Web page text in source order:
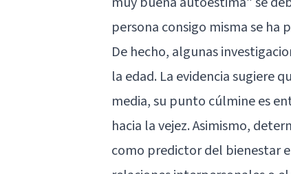
persona consigo misma se
De hecho, algunas
la edad. La evidencia sugiere
media, su punto cúlmine es
hacia la vejez. Asimismo,
como predictor del bienestar